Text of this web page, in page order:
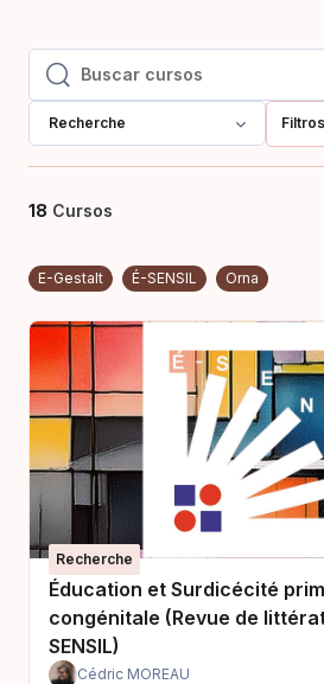
Buscar cursos
Buscar cursos
Recherche Filtros
18 Cursos
E-Gestalt É-SENSIL Orna
Recherche
Éducation et Surdicécité
congénitale (Revue de
SENSIL)
Cédric MOREAU